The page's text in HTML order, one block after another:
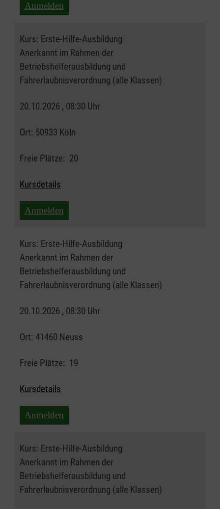
Anmelden
Kurs: Erste-Hilfe-Ausbildung
Anerkannt im Rahmen der
Betriebshelferausbildung und
Fahrerlaubnisverordnung (alle Klassen)
20.10.2026 , 08:30 Uhr
Ort: 50933 Köln
Freie Plätze: 20
Kursdetails
Anmelden
Kurs: Erste-Hilfe-Ausbildung
Anerkannt im Rahmen der
Betriebshelferausbildung und
Fahrerlaubnisverordnung (alle Klassen)
20.10.2026 , 08:30 Uhr
Ort: 41460 Neuss
Freie Plätze: 19
Kursdetails
Anmelden
Kurs: Erste-Hilfe-Ausbildung
Anerkannt im Rahmen der
Betriebshelferausbildung und
Fahrerlaubnisverordnung (alle Klassen)